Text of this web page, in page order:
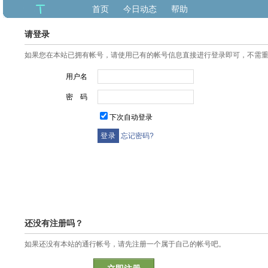
首页 今日动态 帮助
请登录
如果您在本站已拥有帐号，请使用已有的帐号信息直接进行登录即可，不需
用户名
密 码
下次自动登录
忘记密码?
还没有注册吗？
如果还没有本站的通行帐号，请先注册一个属于自己的帐号吧。